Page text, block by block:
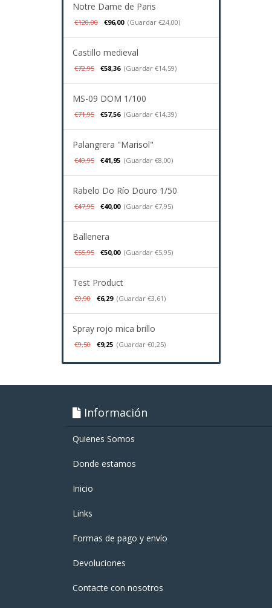
Notre Dame de Paris
€120,00 €96,00 (Guardar €24,00)
Castillo medieval
€72,95 €58,36 (Guardar €14,59)
MS-09 DOM 1/100
€71,95 €57,56 (Guardar €14,39)
Palangrera "Marisol"
€49,95 €41,95 (Guardar €8,00)
Rabelo Do Río Douro 1/50
€47,95 €40,00 (Guardar €7,95)
Ballenera
€55,95 €50,00 (Guardar €5,95)
Test Product
€9,90 €6,29 (Guardar €3,61)
Spray rojo mica brillo
€9,50 €9,25 (Guardar €0,25)
Información
Quienes Somos
Donde estamos
Inicio
Links
Formas de pago y enví­o
Devoluciones
Contacte con nosotros